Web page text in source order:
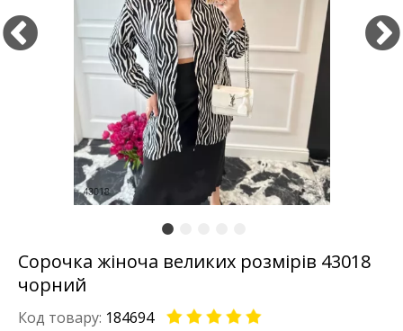
Сорочка жіноча великих розмірів 43018
чорний
Код товару: 184694